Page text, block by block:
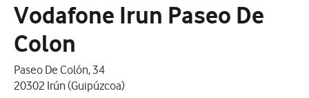
Grandes empresas
Vodafone Irun Paseo De
Colon
Paseo De Colón, 34
20302 Irún (Guipúzcoa)